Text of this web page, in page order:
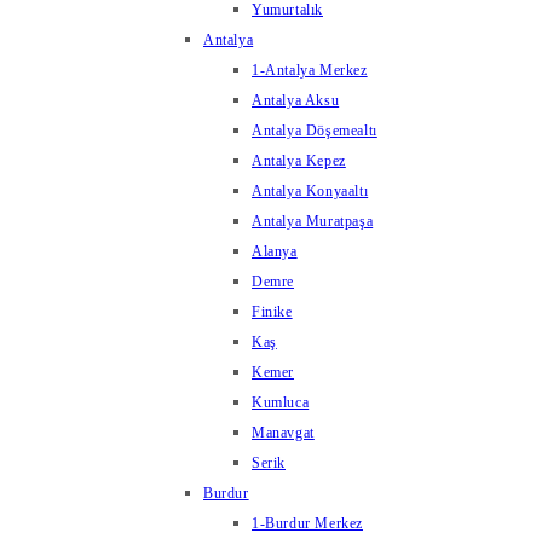
Yumurtalık
Antalya
1-Antalya Merkez
Antalya Aksu
Antalya Döşemealtı
Antalya Kepez
Antalya Konyaaltı
Antalya Muratpaşa
Alanya
Demre
Finike
Kaş
Kemer
Kumluca
Manavgat
Serik
Burdur
1-Burdur Merkez